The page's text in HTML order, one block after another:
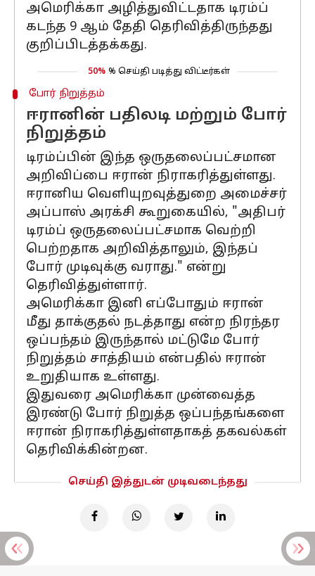
அமெரிக்கா அழித்துவிட்டதாக டிரம்ப்
கடந்த 9 ஆம் தேதி தெரிவித்திருந்தது
குறிப்பிடத்தக்கது.
50% % செய்தி படித்து விட்டீர்கள்
போர் நிறுத்தம்
ஈரானின் பதிலடி மற்றும் போர்
நிறுத்தம்
டிரம்ப்பின் இந்த ஒருதலைப்பட்சமான
அறிவிப்பை ஈரான் நிராகரித்துள்ளது.
ஈரானிய வெளியுறவுத்துறை அமைச்சர்
அப்பாஸ் அரக்சி கூறுகையில், "அதிபர்
டிரம்ப் ஒருதலைப்பட்சமாக வெற்றி
பெற்றதாக அறிவித்தாலும், இந்தப்
போர் முடிவுக்கு வராது." என்று
தெரிவித்துள்ளார்.
அமெரிக்கா இனி எப்போதும் ஈரான்
மீது தாக்குதல் நடத்தாது என்ற நிரந்தர
ஒப்பந்தம் இருந்தால் மட்டுமே போர்
நிறுத்தம் சாத்தியம் என்பதில் ஈரான்
உறுதியாக உள்ளது.
இதுவரை அமெரிக்கா முன்வைத்த
இரண்டு போர் நிறுத்த ஒப்பந்தங்களை
ஈரான் நிராகரித்துள்ளதாகத் தகவல்கள்
தெரிவிக்கின்றன.
செய்தி இத்துடன் முடிவடைந்தது